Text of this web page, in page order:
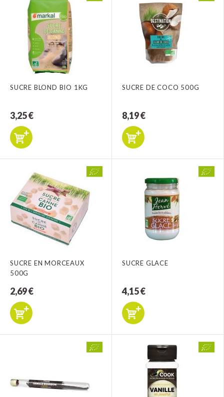
SUCRE BLOND BIO 1KG
3,25 €
SUCRE DE COCO 500G
8,19 €
SUCRE EN MORCEAUX
500G
2,69 €
SUCRE GLACE
4,15 €